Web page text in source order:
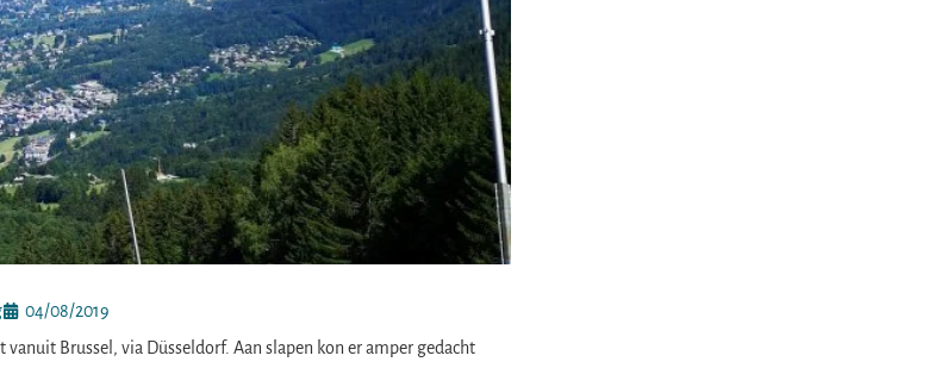
04/08/2019
Brussel, via Düsseldorf. Aan slapen kon er amper gedacht